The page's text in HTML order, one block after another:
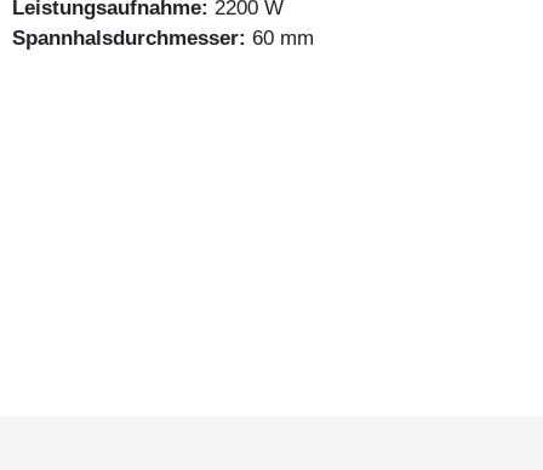
Leistungsaufnahme: 2200 W
Spannhalsdurchmesser: 60 mm